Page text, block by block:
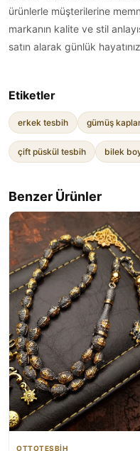
ürünlerle müşterilerine
markanın kalite ve stil
satın alarak günlük
Etiketler
erkek tesbih gümüş
çift püskül tesbih bilek
Benzer Ürünler
OTTOTESBİH